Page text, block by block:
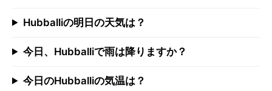
Hubballiの明日の天気は？
今日、Hubballiで雨は降りますか？
今日のHubballiの気温は？